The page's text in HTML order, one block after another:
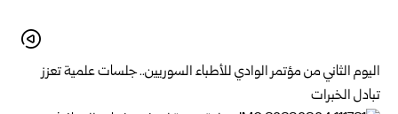
اليوم الثاني من مؤتمر الوادي للأطباء السوريين.. جلسات علمية تعزز
تبادل الخبرات